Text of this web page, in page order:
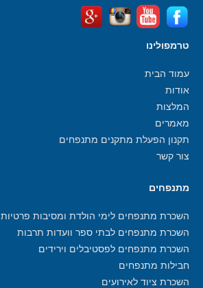
טרמפולינו
עמוד הבית
אודות
המלצות
מאמרים
תקנון הפעלת מתקנים מתנפחים
צור קשר
מתנפחים
השכרת מתנפחים לימי הולדת ומסיבות פרטיות
השכרת מתנפחים לבתי ספר וועדות תרבות
השכרת מתנפחים לפסטיבלים וירידים
חבילות מתנפחים
השכרת ציוד לאירועים